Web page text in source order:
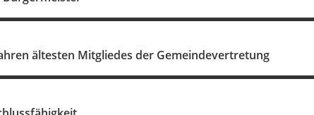
ältesten Mitgliedes der Gemeindevertretung